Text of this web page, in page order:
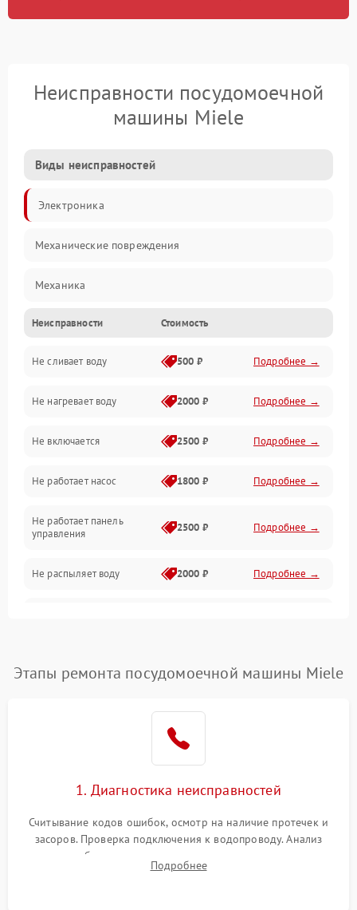
Неисправности посудомоечной
машины Miele
Виды неисправностей
Электроника
Механические повреждения
Механика
Управление
Электропитание
Датчики
Нагрев
Вода
Гигиена
Программное обеспечение
Неисправности Стоимость
Не сливает воду 500 ₽ Подробнее →
Не нагревает воду 2000 ₽ Подробнее →
Не включается 2500 ₽ Подробнее →
Не работает насос 1800 ₽ Подробнее →
Не работает панель
управления
2500 ₽ Подробнее →
Не распыляет воду 2000 ₽ Подробнее →
воды
1800 ₽ Подробнее →
Проблемы с
Этапы ремонта посудомоечной машины Miele
1. Диагностика неисправностей
Считывание кодов ошибок, осмотр на наличие протечек и
засоров. Проверка подключения к водопроводу. Анализ
жалоб на отсутствие слива, нагрева, вращения
разбрызгивателей или срабатывание системы защиты
Подробнее